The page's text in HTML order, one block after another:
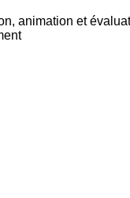
animation et